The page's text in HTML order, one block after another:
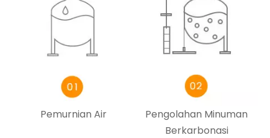
Pemurnian Air
Pengolahan Minuman
Berkarbonasi